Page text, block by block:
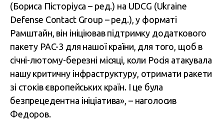
(Бориса Пісторіуса – ред.) на UDCG (Ukraine
Defense Contact Group – ред.), у форматі
Рамштайн, він ініціював підтримку додаткового
пакету PAC-3 для нашої країни, для того, щоб в
січні-лютому-березні місяці, коли Росія атакувала
нашу критичну інфраструктуру, отримати ракети
зі стоків європейських країн. І це була
безпрецедентна ініціатива», – наголосив
Федоров.